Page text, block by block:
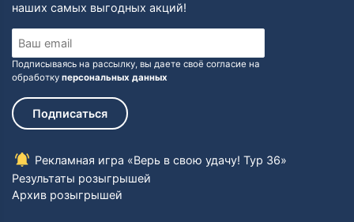
наших самых выгодных акций!
Подписываясь на рассылку, вы даете своё согласие на
обработку персональных данных
Подписаться
Рекламная игра «Верь в свою удачу! Тур 36»
Результаты розыгрышей
Архив розыгрышей